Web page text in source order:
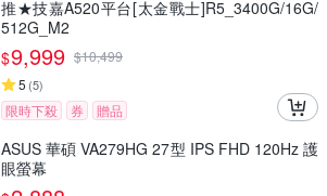
推★技嘉A520平台[太金戰士]R5_3400G/16G/
512G_M2
$9,999 $10,499
5 (5)
限時下殺 券 贈品
ASUS 華碩 VA279HG 27型 IPS FHD 120Hz 護
眼螢幕